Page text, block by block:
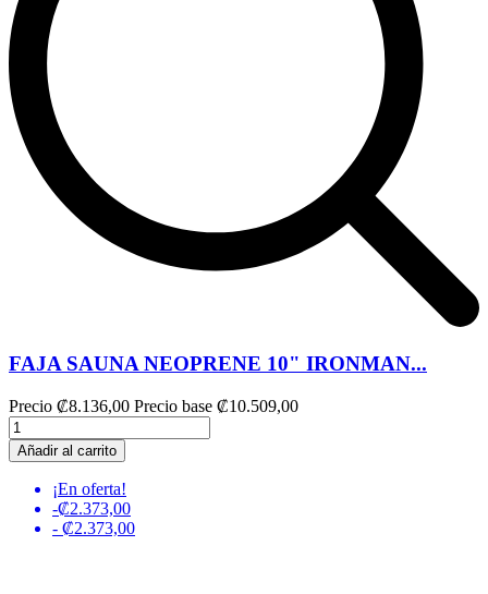
FAJA SAUNA NEOPRENE 10" IRONMAN...
Precio ₡8.136,00 Precio base ₡10.509,00
Añadir al carrito
¡En oferta!
-₡2.373,00
- ₡2.373,00